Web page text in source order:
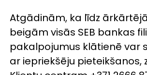
Atgādinām, ka līdz
beigām visās SEB bankas
pakalpojumus klātienē var
ar iepriekšēju pieteikšanos,